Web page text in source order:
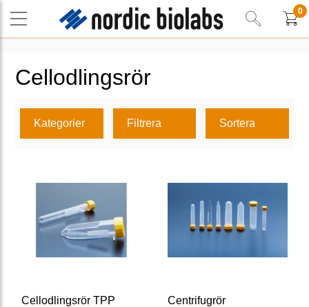
0
Cellodlingsrör
Kategorier Filtrera Sortera
Cellodlingsrör TPP Centrifugrör